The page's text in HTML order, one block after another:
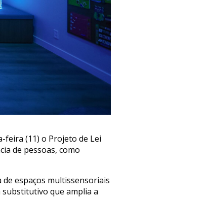
feira (11) o Projeto de Lei
de pessoas, como
espaços multissensoriais
que amplia a